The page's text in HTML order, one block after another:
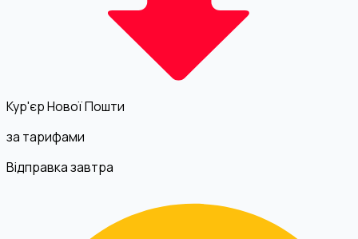
Кур'єр Нової Пошти
за тарифами
Відправка завтра